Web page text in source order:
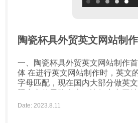
陶瓷杯具外贸英文网站制
一、陶瓷杯具外贸英文网站制作
体 在进行英文网站制作时，英文的字体一定要与英文
字母匹配，现在国内大部分做英
体，如果英文网站也采用宋体字
扭，看起来不舒服。据研究，英
Date: 2023.8.11